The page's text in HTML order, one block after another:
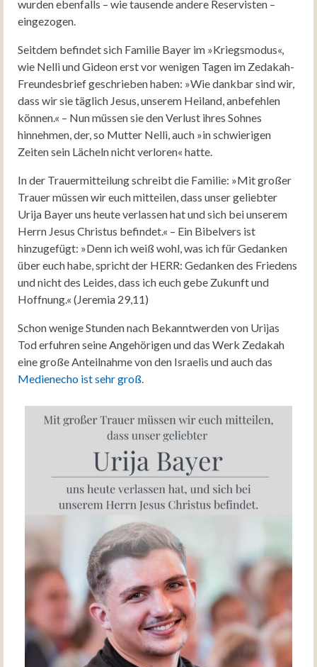
wurden ebenfalls – wie tausende andere Reservisten –
eingezogen.
Seitdem befindet sich Familie Bayer im »Kriegsmodus«,
wie Nelli und Gideon erst vor wenigen Tagen im Zedakah-
Freundesbrief geschrieben haben: »Wie dankbar sind wir,
dass wir sie täglich Jesus, unserem Heiland, anbefehlen
können.« – Nun müssen sie den Verlust ihres Sohnes
hinnehmen, der, so Mutter Nelli, auch »in schwierigen
Zeiten sein Lächeln nicht verloren« hatte.
In der Trauermitteilung schreibt die Familie: »Mit großer
Trauer müssen wir euch mitteilen, dass unser geliebter
Urija Bayer uns heute verlassen hat und sich bei unserem
Herrn Jesus Christus befindet.« – Ein Bibelvers ist
hinzugefügt: »Denn ich weiß wohl, was ich für Gedanken
über euch habe, spricht der HERR: Gedanken des Friedens
und nicht des Leides, dass ich euch gebe Zukunft und
Hoffnung.« (Jeremia 29,11)
Schon wenige Stunden nach Bekanntwerden von Urijas
Tod erfuhren seine Angehörigen und das Werk Zedakah
eine große Anteilnahme von den Israelis und auch das
Medienecho ist sehr groß